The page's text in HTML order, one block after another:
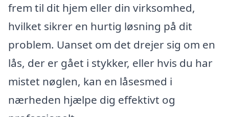
frem til dit hjem eller din virksomhed,
hvilket sikrer en hurtig løsning på dit
problem. Uanset om det drejer sig om en
lås, der er gået i stykker, eller hvis du har
mistet nøglen, kan en låsesmed i
nærheden hjælpe dig effektivt og